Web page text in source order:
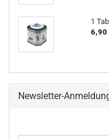
1
6,90
Newsletter-